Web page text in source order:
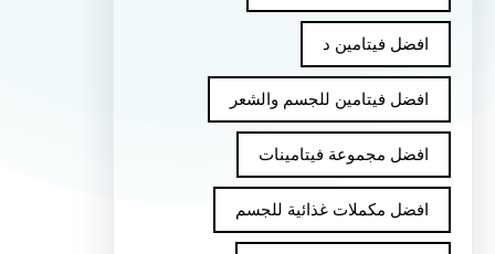
افضل فيتامين د
افضل فيتامين للجسم والشعر
افضل مجموعة فيتامينات
افضل مكملات غذائية للجسم